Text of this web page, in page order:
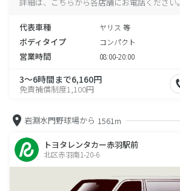
代表車種 ヤリス 等
ボディタイプ コンパクト
営業時間 08:00-20:00
3～6時間まで6,160円
免責補償制度1,100円
岩淵水門野球場から 1561m
トヨタレンタカー赤羽駅前
北区赤羽南1-20-6